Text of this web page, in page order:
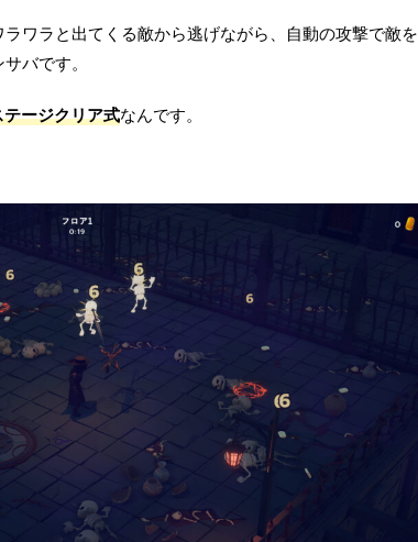
ワラと出てくる敵から逃げながら、自動の攻撃で敵を
バです。
ージクリア式なんです。